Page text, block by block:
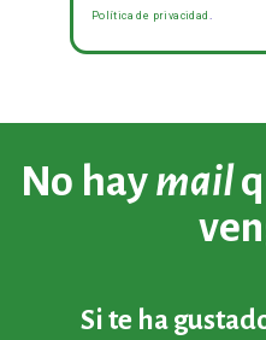
Política de privacidad
No haymail
Si te ha